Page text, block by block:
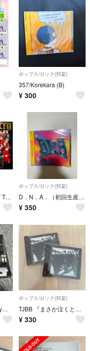
ポップス/ロック(邦楽)
357/Korekara (B)
¥ 300
3DVD付 BATTLE OF TOKYO TIME 4 Jr.EXILE
ポップス/ロック(邦楽)
D．N．A．（初回生産限定盤）
¥ 350
NEOMATIC（Blu-ray Disc付）
ポップス/ロック(邦楽)
TJBB 『まさか泣くとは思わなかった』通常盤CD2枚
¥ 330